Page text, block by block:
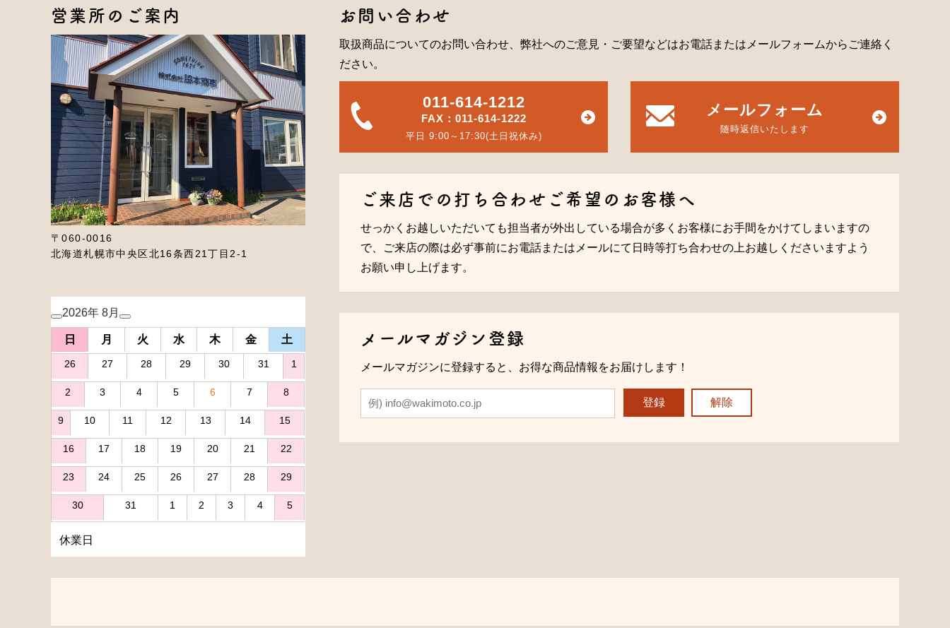
営業所のご案内
〒060-0016
北海道札幌市中央区北16条西21丁目2-1
2026年 8月
日 月 火 水 木 金 土
26 27 28 29 30 31 1
2 3 4 5 6 7 8
9 10 11 12 13 14 15
16 17 18 19 20 21 22
23 24 25 26 27 28 29
30 31 1 2 3 4 5
休業日
お問い合わせ
取扱商品についてのお問い合わせ、弊社へのご意見・ご要望などはお電話またはメールフォームからご連絡く
ださい。
011-614-1212
FAX：011-614-1222
平日 9:00～17:30(土日祝休み)
メールフォーム
随時返信いたします
ご来店での打ち合わせご希望のお客様へ
せっかくお越しいただいても担当者が外出している場合が多くお客様にお手間をかけてしまいますの
で、ご来店の際は必ず事前にお電話またはメールにて日時等打ち合わせの上お越しくださいますよう
お願い申し上げます。
メールマガジン登録
メールマガジンに登録すると、お得な商品情報をお届けします！
登録 解除